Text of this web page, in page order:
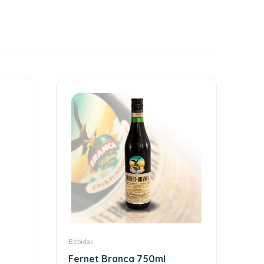
Bebidas
Fernet Branca 750ml